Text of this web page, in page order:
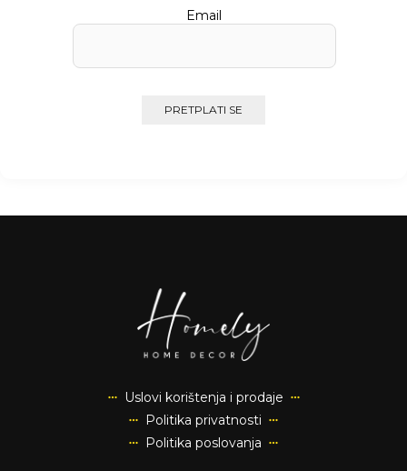
Email
Uslovi korištenja i prodaje
Politika privatnosti
Politika poslovanja